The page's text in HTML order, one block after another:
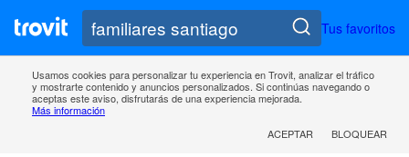
Tus favoritos
Usamos cookies para personalizar tu experiencia en Trovit, analizar el tráfico
y mostrarte contenido y anuncios personalizados. Si continúas navegando o
aceptas este aviso, disfrutarás de una experiencia mejorada.
Más información
ACEPTAR
BLOQUEAR